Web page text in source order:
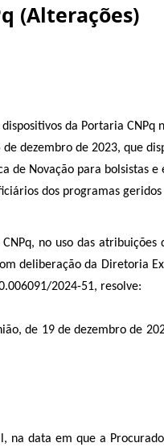
(Alterações)
da Portaria CNPq
de dezembro de 2023, que
de Novação para bolsistas e
dos programas geridos
no uso das atribuições
deliberação da Diretoria
2024-51, resolve:
de 19 de dezembro de
na data em que a